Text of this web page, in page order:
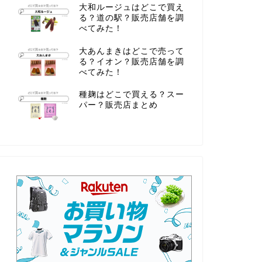
大和ルージュはどこで買え
る？道の駅？販売店舗を調
べてみた！
大あんまきはどこで売って
る？イオン？販売店舗を調
べてみた！
種麹はどこで買える？スー
パー？販売店まとめ